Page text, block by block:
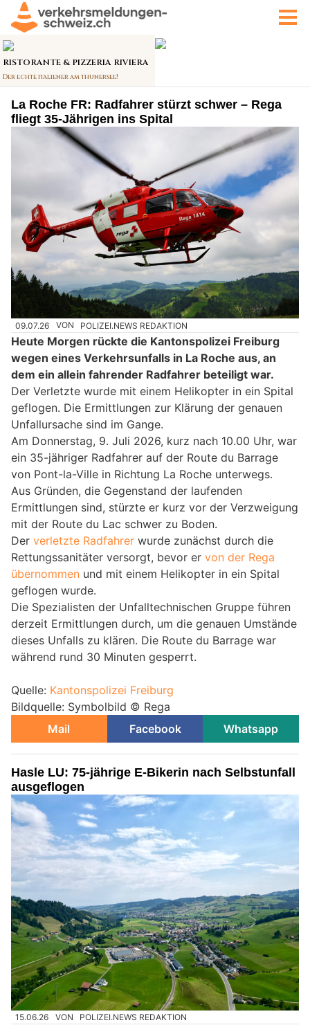
La Roche FR: Radfahrer stürzt schwer – Rega
fliegt 35-Jährigen ins Spital
09.07.26 VON POLIZEI.NEWS REDAKTION
Heute Morgen rückte die Kantonspolizei Freiburg
wegen eines Verkehrsunfalls in La Roche aus, an
dem ein allein fahrender Radfahrer beteiligt war.
Der Verletzte wurde mit einem Helikopter in ein Spital
geflogen. Die Ermittlungen zur Klärung der genauen
Unfallursache sind im Gange.
Am Donnerstag, 9. Juli 2026, kurz nach 10.00 Uhr, war
ein 35-jähriger Radfahrer auf der Route du Barrage
von Pont-la-Ville in Richtung La Roche unterwegs.
Aus Gründen, die Gegenstand der laufenden
Ermittlungen sind, stürzte er kurz vor der Verzweigung
mit der Route du Lac schwer zu Boden.
Der verletzte Radfahrer wurde zunächst durch die
Rettungssanitäter versorgt, bevor er von der Rega
übernommen und mit einem Helikopter in ein Spital
geflogen wurde.
Die Spezialisten der Unfalltechnischen Gruppe führen
derzeit Ermittlungen durch, um die genauen Umstände
dieses Unfalls zu klären. Die Route du Barrage war
während rund 30 Minuten gesperrt.
Quelle: Kantonspolizei Freiburg
Bildquelle: Symbolbild © Rega
Mail
Facebook Whatsapp
Hasle LU: 75-jährige E-Bikerin nach Selbstunfall
ausgeflogen
15.06.26 VON POLIZEI.NEWS REDAKTION